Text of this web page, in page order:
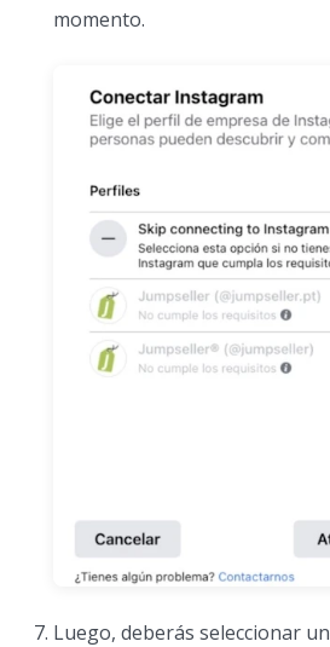
momento.
Luego, deberás seleccionar un